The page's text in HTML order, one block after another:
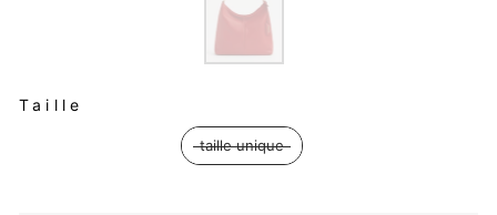
TAILLE
Taille
taille unique